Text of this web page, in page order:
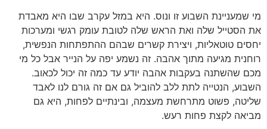
מי שמעניינת השבוע זו ונוס. היא במזל עקרב שבו היא מאבדת
את הסטייל שלה ואת הראש שלה לטובת עומק רגשי ומערכות
יחסים טוטאליות, ויצירת קשרים שבהם ההתפתחות הנפשית,
רוחנית מגיעה מתוך אהבה. זה נשמע יפה על הנייר אבל כל מי
מכם שהשתנה בעקבות אהבה יודע עד כמה זה יכול לכאוב.
השבוע, הנטייה לתת ללב להוביל גם אם זה גורם לנו לאבד
שליטה, פשוט מתרחשת מעצמה, ובינתיים לפחות, היא גם
מביאה לקצת פחות רעש.